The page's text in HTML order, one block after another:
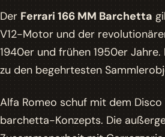
DerFerrari 166 MM Barchetta
V12-Motor und der
1940er und frühen 1950er
zu den begehrtesten
Alfa Romeo schuf mit dem
barchetta-Konzepts. Die